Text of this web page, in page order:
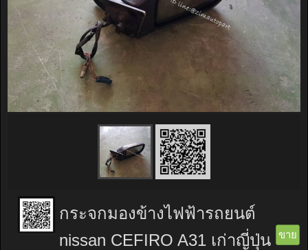
กระจกมองข้างไฟฟ้ารถยนต์
nissan CEFIRO A31 เก่าญี่ปุ่น
ขาย